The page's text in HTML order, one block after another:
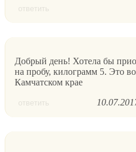
ответить
Добрый день! Хотела бы
на пробу, килограмм 5. Это
Камчатском крае
ответить